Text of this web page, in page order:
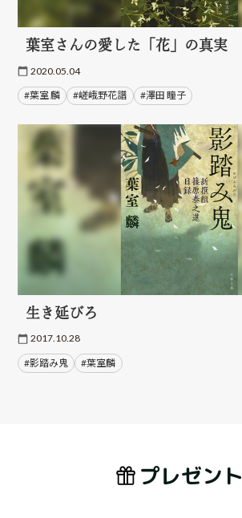
葉室さんの愛した「花」の真実
2020.05.04
#葉室 麟 #嵯峨野花譜 #澤田 瞳子
生き延びろ
2017.10.28
#影踏み鬼 #葉室麟
プレゼント